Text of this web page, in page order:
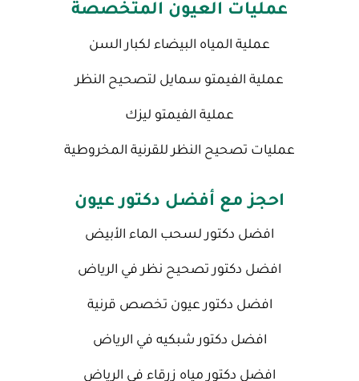
عمليات العيون المتخصصة
عملية المياه البيضاء لكبار السن
عملية الفيمتو سمايل لتصحيح النظر
عملية الفيمتو ليزك
عمليات تصحيح النظر للقرنية المخروطية
احجز مع أفضل دكتور عيون
افضل دكتور لسحب الماء الأبيض
افضل دكتور تصحيح نظر في الرياض
افضل دكتور عيون تخصص قرنية
افضل دكتور شبكيه في الرياض
افضل دكتور مياه زرقاء في الرياض